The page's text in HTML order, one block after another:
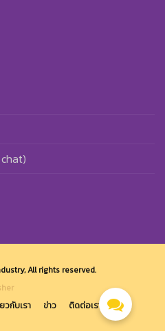
All rights reserved.
วกับเรา ข่าว ติดต่อเรา